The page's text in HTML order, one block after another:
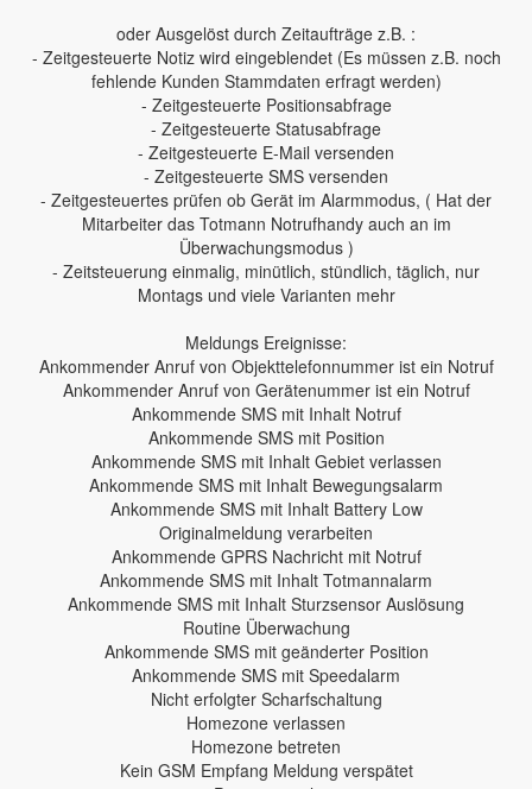
oder Ausgelöst durch Zeitaufträge z.B. :
- Zeitgesteuerte Notiz wird eingeblendet (Es müssen z.B. noch
fehlende Kunden Stammdaten erfragt werden)
- Zeitgesteuerte Positionsabfrage
- Zeitgesteuerte Statusabfrage
- Zeitgesteuerte E-Mail versenden
- Zeitgesteuerte SMS versenden
- Zeitgesteuertes prüfen ob Gerät im Alarmmodus, ( Hat der
Mitarbeiter das Totmann Notrufhandy auch an im
Überwachungsmodus )
- Zeitsteuerung einmalig, minütlich, stündlich, täglich, nur
Montags und viele Varianten mehr
Meldungs Ereignisse:
Ankommender Anruf von Objekttelefonnummer ist ein Notruf
Ankommender Anruf von Gerätenummer ist ein Notruf
Ankommende SMS mit Inhalt Notruf
Ankommende SMS mit Position
Ankommende SMS mit Inhalt Gebiet verlassen
Ankommende SMS mit Inhalt Bewegungsalarm
Ankommende SMS mit Inhalt Battery Low
Originalmeldung verarbeiten
Ankommende GPRS Nachricht mit Notruf
Ankommende SMS mit Inhalt Totmannalarm
Ankommende SMS mit Inhalt Sturzsensor Auslösung
Routine Überwachung
Ankommende SMS mit geänderter Position
Ankommende SMS mit Speedalarm
Nicht erfolgter Scharfschaltung
Homezone verlassen
Homezone betreten
Kein GSM Empfang Meldung verspätet